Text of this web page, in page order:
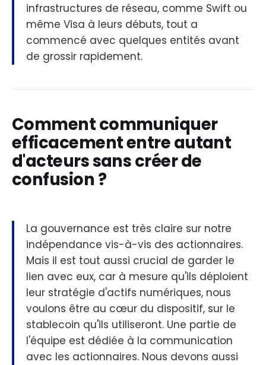
infrastructures de réseau, comme Swift ou
même Visa à leurs débuts, tout a
commencé avec quelques entités avant
de grossir rapidement.
Comment communiquer
efficacement entre autant
d'acteurs sans créer de
confusion ?
La gouvernance est très claire sur notre
indépendance vis-à-vis des actionnaires.
Mais il est tout aussi crucial de garder le
lien avec eux, car à mesure qu'ils déploient
leur stratégie d'actifs numériques, nous
voulons être au cœur du dispositif, sur le
stablecoin qu'ils utiliseront. Une partie de
l'équipe est dédiée à la communication
avec les actionnaires. Nous devons aussi